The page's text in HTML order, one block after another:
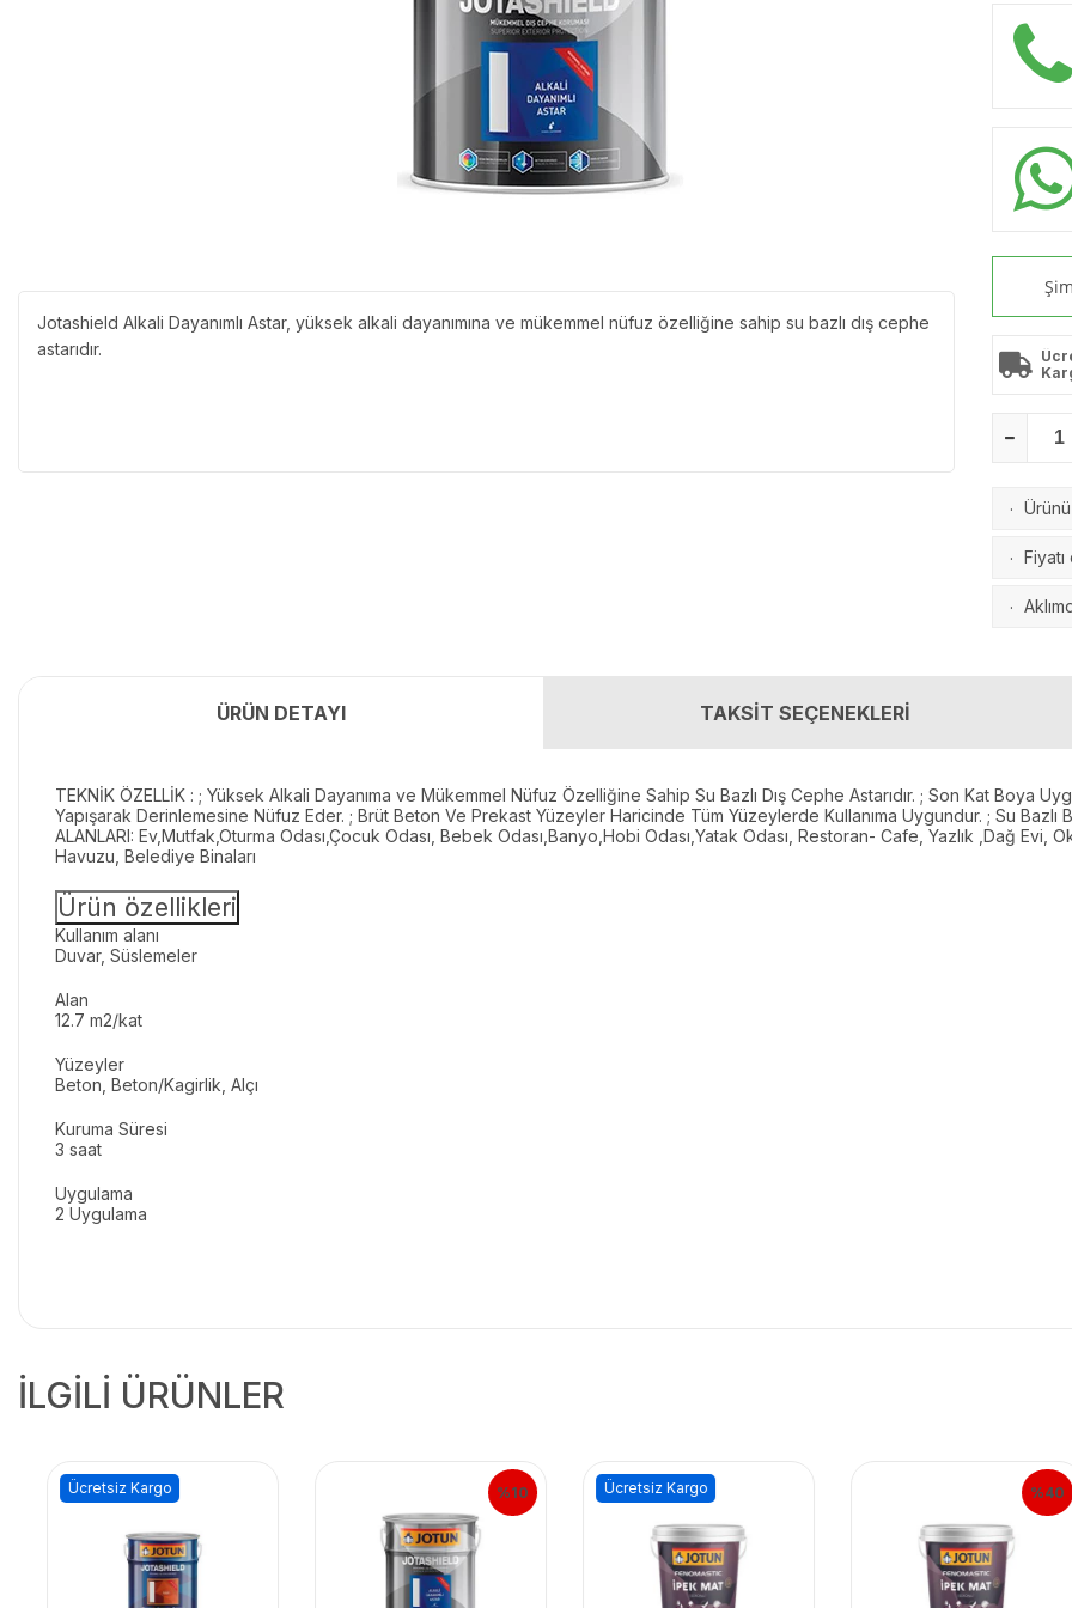
Jotashield Alkali Dayanımlı Astar, yüksek alkali dayanımına ve mükemmel nüfuz özelliğine sahip su bazlı dış cephe
astarıdır.
·
·
·
ÜRÜN DETAYI TAKSİT SEÇENEKLERİ
TEKNİK ÖZELLİK : ; Yüksek Alkali Dayanıma ve Mükemmel Nüfuz Özelliğine Sahip Su Bazlı Dış Cephe Astarıdır. ; Son Kat Boya
Yapışarak Derinlemesine Nüfuz Eder. ; Brüt Beton Ve Prekast Yüzeyler Haricinde Tüm Yüzeylerde Kullanıma Uygundur. ; Su Bazlı
ALANLARI: Ev,Mutfak,Oturma Odası,Çocuk Odası, Bebek Odası,Banyo,Hobi Odası,Yatak Odası, Restoran- Cafe, Yazlık ,Dağ Evi,
Havuzu, Belediye Binaları
Ürün özellikleri
Kullanım alanı
Duvar, Süslemeler
Alan
12.7 m2/kat
Yüzeyler
Beton, Beton/Kagirlik, Alçı
Kuruma Süresi
3 saat
Uygulama
2 Uygulama
İLGİLİ ÜRÜNLER
Ücretsiz Kargo %10 Ücretsiz Kargo %40